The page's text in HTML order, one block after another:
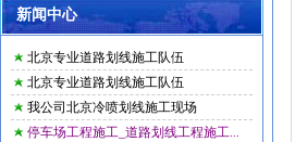
新闻中心
北京专业道路划线施工队伍
北京专业道路划线施工队伍
我公司北京冷喷划线施工现场
停车场工程施工_道路划线工程施工...
一、服务宗旨
客户购买我们产品，仅仅是与我们交
往的开始，是售后服务工作的开始，在客
户使用的整个阶段内，我们全体售后服务